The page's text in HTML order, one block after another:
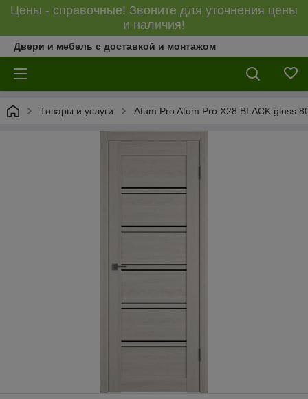
Цены - справочные! Звоните для уточнения цены
и наличия!
Двери и мебель с доставкой и монтажом
Товары и услуги Atum Pro Atum Pro Х28 BLACK gloss